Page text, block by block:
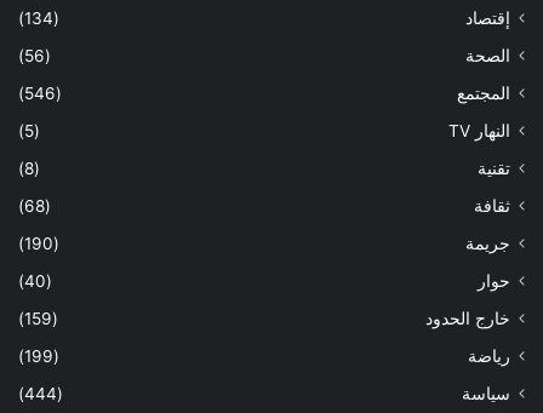
إقتصاد
(134)
الصحة
(56)
المجتمع
(546)
النهار TV
(5)
تقنية
(8)
ثقافة
(68)
جريمة
(190)
حوار
(40)
خارج الحدود
(159)
رياضة
(199)
سياسة
(444)